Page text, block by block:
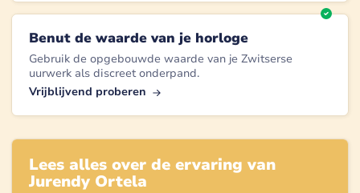
Benut de waarde van je horloge
Gebruik de opgebouwde waarde van je Zwitserse
uurwerk als discreet onderpand.
Vrijblijvend proberen
Lees alles over de ervaring van
Jurendy Ortela